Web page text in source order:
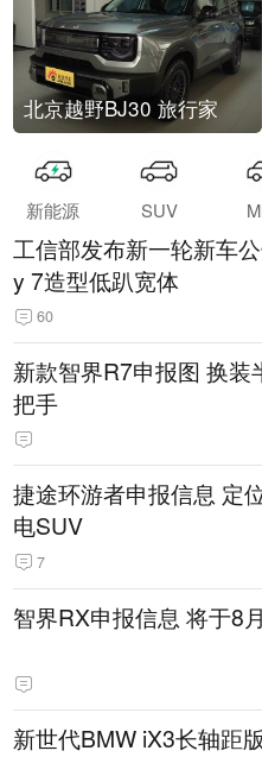
北京越野BJ30 旅行家
新能源 SUV
工信部发布新一轮新车
y 7造型低趴宽体
60
新款智界R7申报图 换装
把手
捷途环游者申报信息 定
电SUV
7
智界RX申报信息 将于8
新世代BMW iX3长轴距